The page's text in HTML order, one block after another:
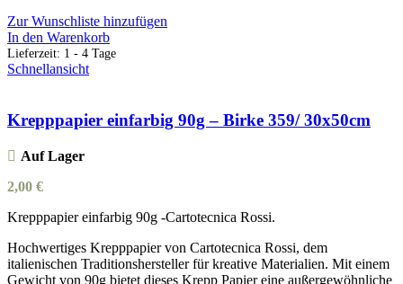
Zur Wunschliste hinzufügen
In den Warenkorb
Lieferzeit: 1 - 4 Tage
Schnellansicht
Krepppapier einfarbig 90g – Birke 359/ 30x50cm
Auf Lager
2,00 €
Krepppapier einfarbig 90g -Cartotecnica Rossi.
Hochwertiges Krepppapier von Cartotecnica Rossi, dem
italienischen Traditionshersteller für kreative Materialien. Mit einem
Gewicht von 90g bietet dieses Krepp Papier eine außergewöhnliche